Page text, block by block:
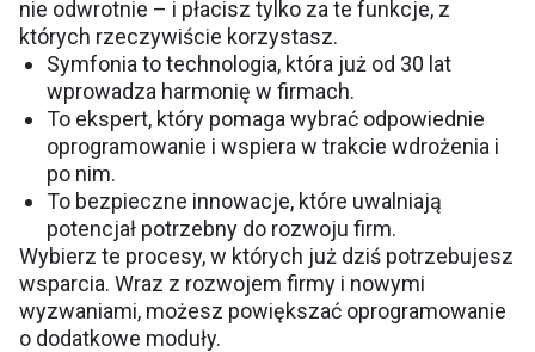
nie odwrotnie – i płacisz tylko za te funkcje, z
których rzeczywiście korzystasz.
Symfonia to technologia, która już od 30 lat
wprowadza harmonię w firmach.
To ekspert, który pomaga wybrać odpowiednie
oprogramowanie i wspiera w trakcie wdrożenia i
po nim.
To bezpieczne innowacje, które uwalniają
potencjał potrzebny do rozwoju firm.
Wybierz te procesy, w których już dziś potrzebujesz
wsparcia. Wraz z rozwojem firmy i nowymi
wyzwaniami, możesz powiększać oprogramowanie
o dodatkowe moduły.